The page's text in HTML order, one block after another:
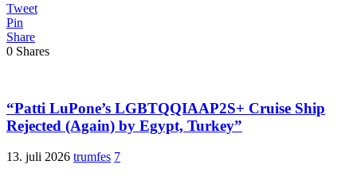
Tweet
Pin
Share
0 Shares
“Patti LuPone’s LGBTQQIAAP2S+ Cruise Ship
Rejected (Again) by Egypt, Turkey”
13. juli 2026 trumfes 7